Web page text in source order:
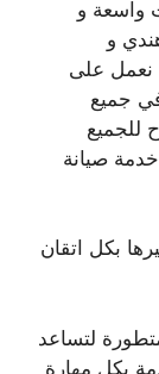
واسعة و
و
نعمل على
في جميع
للجميع
طلب خدمة صيانة
بكل اتقان
لتساعد
بكل مهارة